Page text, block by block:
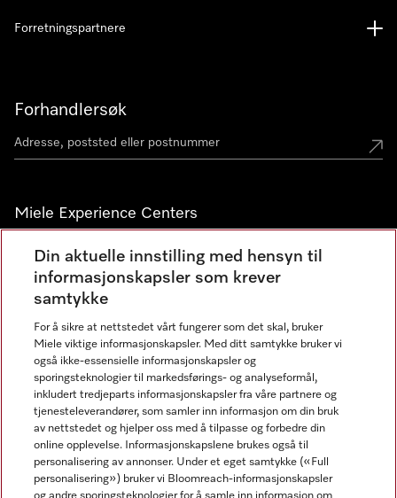
Forhandlersøk
Miele Experience Centers
Miele Experience Center Nesbru
Miele Outlet Nesbru
Nyhetsbrev
Forretningspartnere
Din aktuelle innstilling med hensyn til
informasjonskapsler som krever
samtykke
For å sikre at nettstedet vårt fungerer som det skal, bruker
Miele viktige informasjonskapsler. Med ditt samtykke bruker vi
også ikke-essensielle informasjonskapsler og
sporingsteknologier til markedsførings- og analyseformål,
inkludert tredjeparts informasjonskapsler fra våre partnere og
tjenesteleverandører, som samler inn informasjon om din bruk
av nettstedet og hjelper oss med å tilpasse og forbedre din
online opplevelse. Informasjonskapslene brukes også til
personalisering av annonser. Under et eget samtykke («Full
personalisering») bruker vi Bloomreach-informasjonskapsler